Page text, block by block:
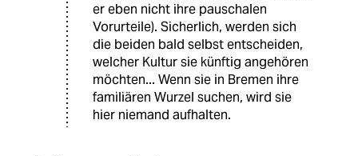
er eben nicht ihre pauschalen
Vorurteile). Sicherlich, werden sich
die beiden bald selbst entscheiden,
welcher Kultur sie künftig angehören
möchten... Wenn sie in Bremen ihre
familiären Wurzel suchen, wird sie
hier niemand aufhalten.